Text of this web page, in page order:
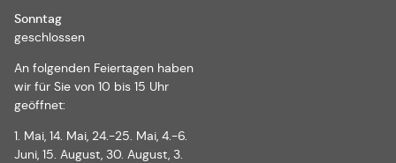
Sonntag
geschlossen
An folgenden Feiertagen haben
wir für Sie von 10 bis 15 Uhr
geöffnet:
1. Mai, 14. Mai, 24.-25. Mai, 4.-6.
Juni, 15. August, 30. August, 3.